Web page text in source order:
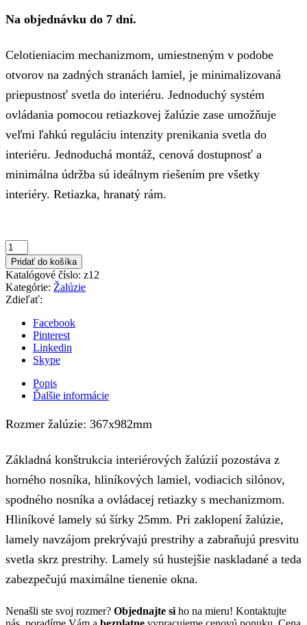
bola:
je:
Na objednávku do 7 dní.
Celotieniacim mechanizmom, umiestneným v podobe
otvorov na zadných stranách lamiel, je minimalizovaná
priepustnosť svetla do interiéru. Jednoduchý systém
ovládania pomocou retiazkovej žalúzie zase umožňuje
veľmi ľahkú reguláciu intenzity prenikania svetla do
interiéru. Jednoduchá montáž, cenová dostupnosť a
minimálna údržba sú ideálnym riešením pre všetky
interiéry. Retiazka, hranatý rám.
množstvo
biela
600x1200mm
žalúzia
na
okno
600x1200mm
Pridať do košíka
Katalógové číslo: z12
Kategórie: Žalúzie
Zdieľať:
Facebook
Pinterest
Linkedin
Skype
Popis
Ďalšie informácie
Rozmer žalúzie: 367x982mm
Základná konštrukcia interiérových žalúzií pozostáva z
horného nosníka, hliníkových lamiel, vodiacich silónov,
spodného nosníka a ovládacej retiazky s mechanizmom.
Hliníkové lamely sú šírky 25mm. Pri zaklopení žalúzie,
lamely navzájom prekrývajú prestrihy a zabraňujú presvitu
svetla skrz prestrihy. Lamely sú hustejšie naskladané a teda
zabezpečujú maximálne tienenie okna.
Nenašli ste svoj rozmer? Objednajte si ho na mieru! Kontaktujte